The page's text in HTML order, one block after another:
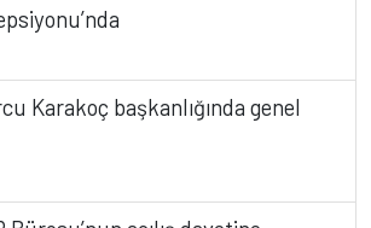
Karakoç başkanlığında genel
Detay yazı